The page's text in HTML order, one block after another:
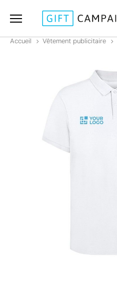
Accueil Vêtement publicitaire